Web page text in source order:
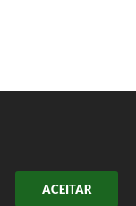
ACEITAR